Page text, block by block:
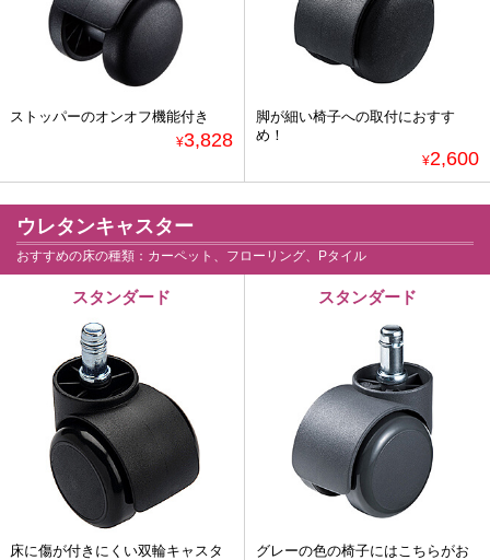
ストッパーのオンオフ機能付き
¥3,828
脚が細い椅子への取付におすす
め！
¥2,600
ウレタンキャスター
おすすめの床の種類：カーペット、フローリング、Pタイル
スタンダード
床に傷が付きにくい双輪キャスタ
スタンダード
グレーの色の椅子にはこちらがお